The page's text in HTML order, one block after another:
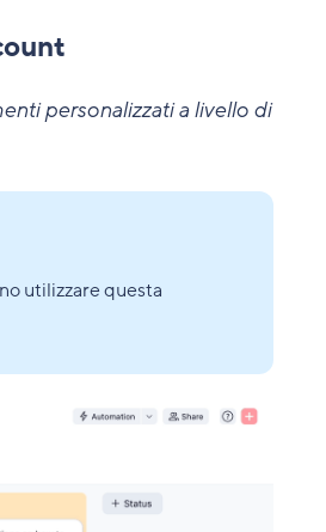
personalizzati a livello di
utilizzare questa